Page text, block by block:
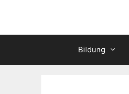
Bildung